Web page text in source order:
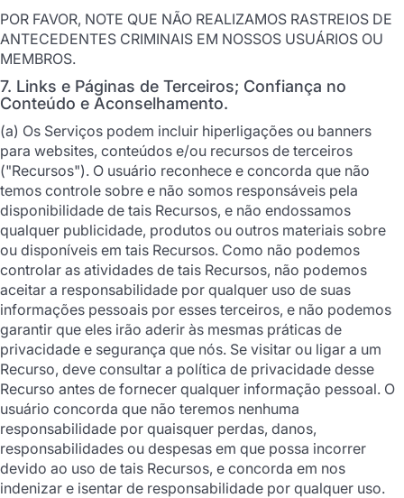
POR FAVOR, NOTE QUE NÃO REALIZAMOS RASTREIOS DE
ANTECEDENTES CRIMINAIS EM NOSSOS USUÁRIOS OU
MEMBROS.
7. Links e Páginas de Terceiros; Confiança no
Conteúdo e Aconselhamento.
(a) Os Serviços podem incluir hiperligações ou banners
para websites, conteúdos e/ou recursos de terceiros
("Recursos"). O usuário reconhece e concorda que não
temos controle sobre e não somos responsáveis pela
disponibilidade de tais Recursos, e não endossamos
qualquer publicidade, produtos ou outros materiais sobre
ou disponíveis em tais Recursos. Como não podemos
controlar as atividades de tais Recursos, não podemos
aceitar a responsabilidade por qualquer uso de suas
informações pessoais por esses terceiros, e não podemos
garantir que eles irão aderir às mesmas práticas de
privacidade e segurança que nós. Se visitar ou ligar a um
Recurso, deve consultar a política de privacidade desse
Recurso antes de fornecer qualquer informação pessoal. O
usuário concorda que não teremos nenhuma
responsabilidade por quaisquer perdas, danos,
responsabilidades ou despesas em que possa incorrer
devido ao uso de tais Recursos, e concorda em nos
indenizar e isentar de responsabilidade por qualquer uso.